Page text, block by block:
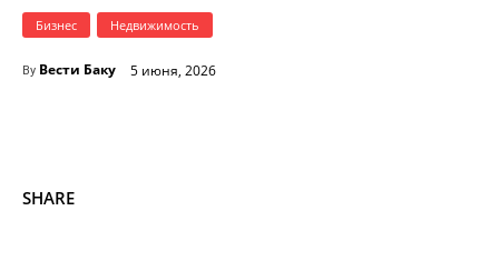
Бизнес Недвижимость
By Вести Баку 5 июня, 2026
SHARE